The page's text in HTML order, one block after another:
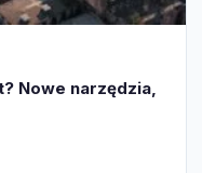
Nowe narzędzia,